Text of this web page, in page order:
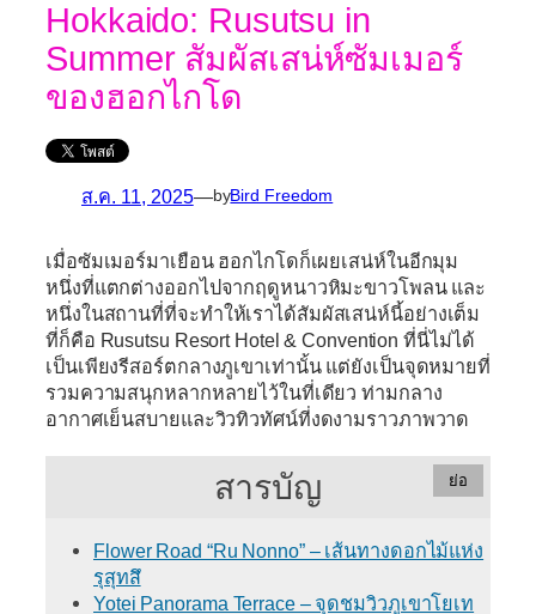
Hokkaido: Rusutsu in
Summer สัมผัสเสน่ห์ซัมเมอร์
ของฮอกไกโด
ส.ค. 11, 2025—byBird Freedom
เมื่อซัมเมอร์มาเยือน ฮอกไกโดก็เผยเสน่ห์ในอีกมุม
หนึ่งที่แตกต่างออกไปจากฤดูหนาวหิมะขาวโพลน และ
หนึ่งในสถานที่ที่จะทำให้เราได้สัมผัสเสน่ห์นี้อย่างเต็ม
ที่ก็คือ Rusutsu Resort Hotel & Convention ที่นี่ไม่ได้
เป็นเพียงรีสอร์ตกลางภูเขาเท่านั้น แต่ยังเป็นจุดหมายที่
รวมความสนุกหลากหลายไว้ในที่เดียว ท่ามกลาง
อากาศเย็นสบายและวิวทิวทัศน์ที่งดงามราวภาพวาด
สารบัญ ย่อ
Flower Road “Ru Nonno” – เส้นทางดอกไม้แห่ง
รุสุทสึ
Yotei Panorama Terrace – จุดชมวิวภูเขาโยเท